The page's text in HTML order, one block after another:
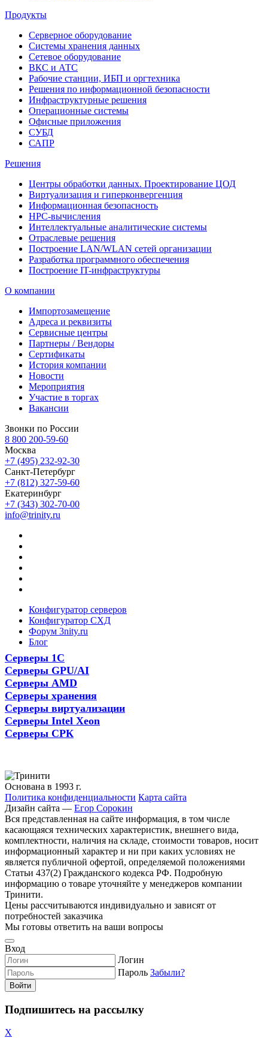
Продукты
Серверное оборудование
Системы хранения данных
Сетевое оборудование
ВКС и АТС
Рабочие станции, ИБП и оргтехника
Решения по информационной безопасности
Инфраструктурные решения
Операционные системы
Офисные приложения
СУБД
САПР
Решения
Центры обработки данных. Проектирование ЦОД
Виртуализация и гиперконвергенция
Информационная безопасность
HPC-вычисления
Интеллектуальные аналитические системы
Отраслевые решения
Построение LAN/WLAN сетей организации
Разработка программного обеспечения
Построение IT-инфраструктуры
О компании
Импортозамещение
Адреса и реквизиты
Сервисные центры
Партнеры / Вендоры
Сертификаты
История компании
Новости
Мероприятия
Участие в торгах
Вакансии
Звонки по России
8 800 200-59-60
Москва
+7 (495) 232-92-30
Санкт-Петербург
+7 (812) 327-59-60
Екатеринбург
+7 (343) 302-70-00
info@trinity.ru
Конфигуратор серверов
Конфигуратор СХД
Форум 3nity.ru
Блог
Серверы 1С
Серверы GPU/AI
Серверы AMD
Серверы хранения
Серверы виртуализации
Серверы Intel Xeon
Серверы СРК
Основана в 1993 г.
Политика конфиденциальности Карта сайта
Дизайн сайта — Егор Сорокин
Вся представленная на сайте информация, в том числе
касающаяся технических характеристик, внешнего вида,
комплектности, наличия на складе, стоимости товаров, носит
информационный характер и ни при каких условиях не
является публичной офертой, определяемой положениями
Статьи 437(2) Гражданского кодекса РФ. Подробную
информацию о товаре уточняйте у менеджеров компании
Тринити.
Цены рассчитываются индивидуально и зависят от
потребностей заказчика
Мы готовы ответить на ваши вопросы
Вход
Логин
Пароль Забыли?
Войти
Подпишитесь на рассылку
X